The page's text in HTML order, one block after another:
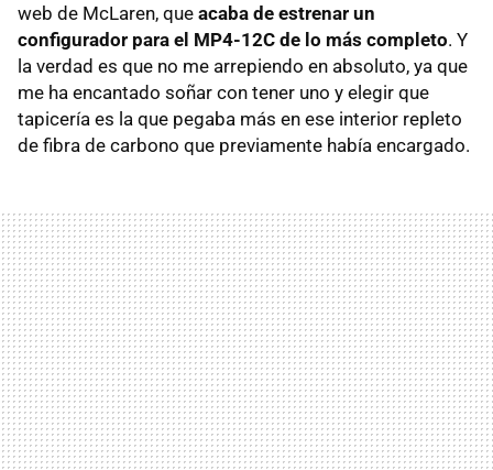
web de McLaren, que acaba de estrenar un
configurador para el MP4-12C de lo más completo. Y
la verdad es que no me arrepiendo en absoluto, ya que
me ha encantado soñar con tener uno y elegir que
tapicería es la que pegaba más en ese interior repleto
de fibra de carbono que previamente había encargado.